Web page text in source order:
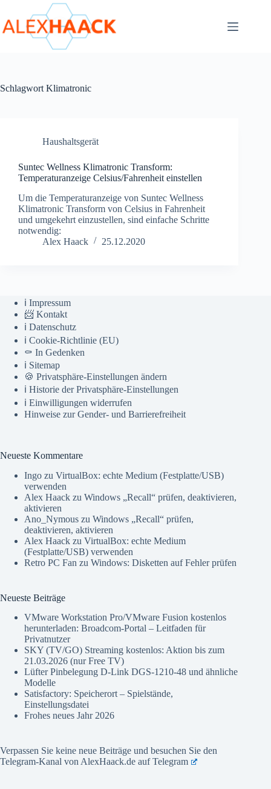
springen
Schlagwort Klimatronic
Haushaltsgerät
Suntec Wellness Klimatronic Transform:
Temperaturanzeige Celsius/Fahrenheit einstellen
Um die Temperaturanzeige von Suntec Wellness
Klimatronic Transform von Celsius in Fahrenheit
und umgekehrt einzustellen, sind einfache Schritte
notwendig:
Alex Haack
25.12.2020
ℹ️ Impressum
📨 Kontakt
ℹ️ Datenschutz
ℹ️ Cookie-Richtlinie (EU)
⚰️ In Gedenken
ℹ️ Sitemap
🍪 Privatsphäre-Einstellungen ändern
ℹ️ Historie der Privatsphäre-Einstellungen
ℹ️ Einwilligungen widerrufen
Hinweise zur Gender- und Barrierefreiheit
Neueste Kommentare
Ingo zu VirtualBox: echte Medium (Festplatte/USB)
verwenden
Alex Haack zu Windows „Recall“ prüfen, deaktivieren,
aktivieren
Ano_Nymous zu Windows „Recall“ prüfen,
deaktivieren, aktivieren
Alex Haack zu VirtualBox: echte Medium
(Festplatte/USB) verwenden
Retro PC Fan zu Windows: Disketten auf Fehler prüfen
Neueste Beiträge
VMware Workstation Pro/VMware Fusion kostenlos
herunterladen: Broadcom-Portal – Leitfaden für
Privatnutzer
SKY (TV/GO) Streaming kostenlos: Aktion bis zum
21.03.2026 (nur Free TV)
Lüfter Pinbelegung D-Link DGS-1210-48 und ähnliche
Modelle
Satisfactory: Speicherort – Spielstände,
Einstellungsdatei
Frohes neues Jahr 2026
Verpassen Sie keine neue Beiträge und besuchen Sie den
Telegram-Kanal von AlexHaack.de aufTelegram